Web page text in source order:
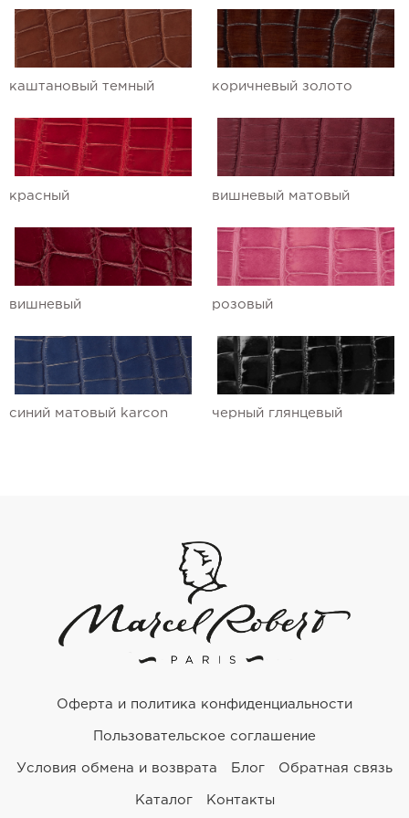
каштановый темный коричневый золото
красный вишневый матовый
вишневый розовый
синий матовый karcon черный глянцевый
Оферта и политика конфиденциальности
Пользовательское соглашение
Условия обмена и возврата Блог Обратная связь
Каталог Контакты
Ремешки для часов Ulysse Nardin
Constantin
Ремешки для часов Zenith